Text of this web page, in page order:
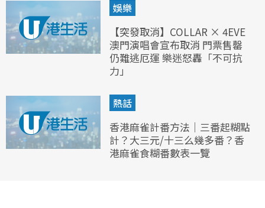
娛樂
【突發取消】COLLAR × 4EVE
澳門演唱會宣布取消 門票售罄
仍難逃厄運 樂迷怒轟「不可抗
力」
熱話
香港麻雀計番方法｜三番起糊點
計？大三元/十三么幾多番？香
港麻雀食糊番數表一覽